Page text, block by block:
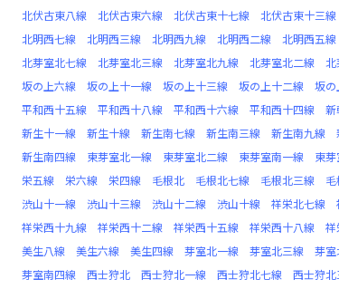
北伏古東八線
北伏古東六線 北伏古東十七線 北伏古東十三線
北明西七線
北明西三線 北明西九線 北明西二線 北明西五線
北芽室北七線
北芽室北三線 北芽室北九線 北芽室北二線
坂の上六線
坂の上十一線 坂の上十三線 坂の上十二線 坂の
平和西十五線
平和西十八線 平和西十六線 平和西十四線 新
新生十一線
新生十線 新生南七線 新生南三線 新生南九線
新生南四線
東芽室北一線 東芽室北二線 東芽室南一線 東
栄五線
栄六線 栄四線 毛根北 毛根北七線 毛根北三線
渋山十一線
渋山十三線 渋山十二線 渋山十線 祥栄北七線
祥栄西十九線
祥栄西十二線 祥栄西十五線 祥栄西十八線 祥
美生八線
美生六線 美生四線 芽室北一線 芽室北三線 芽室
芽室南四線
西士狩北 西士狩北一線 西士狩北七線 西士狩北